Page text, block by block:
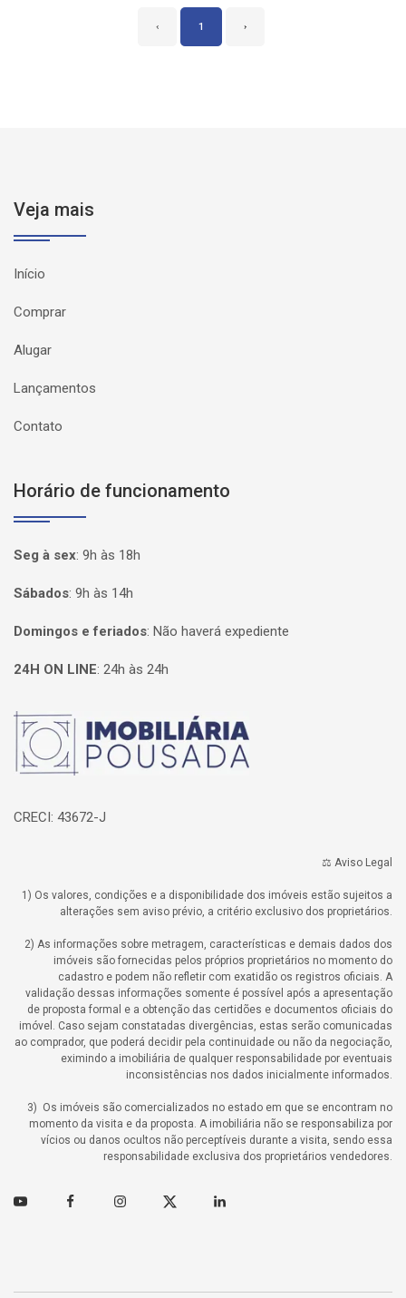
‹ 1 ›
Veja mais
Início
Comprar
Alugar
Lançamentos
Contato
Horário de funcionamento
Seg à sex: 9h às 18h
Sábados: 9h às 14h
Domingos e feriados: Não haverá expediente
24H ON LINE: 24h às 24h
Página inicial
CRECI: 43672-J
⚖️ Aviso Legal
1) Os valores, condições e a disponibilidade dos imóveis estão sujeitos a
alterações sem aviso prévio, a critério exclusivo dos proprietários.
2) As informações sobre metragem, características e demais dados dos
imóveis são fornecidas pelos próprios proprietários no momento do
cadastro e podem não refletir com exatidão os registros oficiais. A
validação dessas informações somente é possível após a apresentação
de proposta formal e a obtenção das certidões e documentos oficiais do
imóvel. Caso sejam constatadas divergências, estas serão comunicadas
ao comprador, que poderá decidir pela continuidade ou não da negociação,
eximindo a imobiliária de qualquer responsabilidade por eventuais
inconsistências nos dados inicialmente informados.
3) Os imóveis são comercializados no estado em que se encontram no
momento da visita e da proposta. A imobiliária não se responsabiliza por
vícios ou danos ocultos não perceptíveis durante a visita, sendo essa
responsabilidade exclusiva dos proprietários vendedores.
Youtube FacebookInstagramTwitter Linkedin